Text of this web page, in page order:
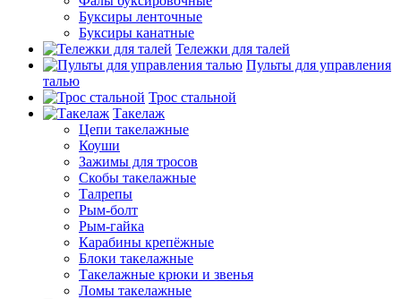
Буксиры ленточные
Буксиры канатные
Тележки для талей
Пульты для управления
талью
Трос стальной
Такелаж
Цепи такелажные
Коуши
Зажимы для тросов
Скобы такелажные
Талрепы
Рым-болт
Рым-гайка
Карабины крепёжные
Блоки такелажные
Такелажные крюки и звенья
Ломы такелажные